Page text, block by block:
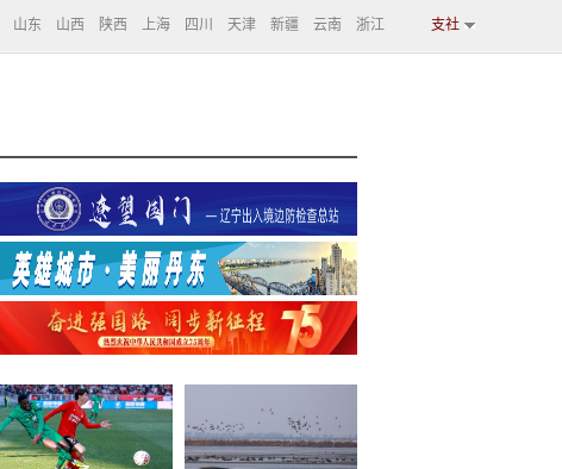
山东 山西 陕西 上海 四川 天津 新疆 云南 浙江 支社